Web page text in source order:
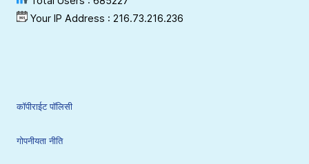
Your IP Address : 216.73.216.236
कॉपीराईट पॉलिसी
गोपनीयता नीति